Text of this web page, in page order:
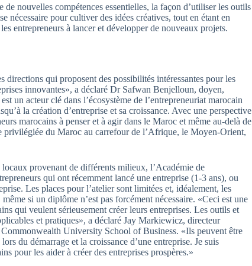
nouvelles compétences essentielles, la façon d’utiliser les outils
nécessaire pour cultiver des idées créatives, tout en étant en
entrepreneurs à lancer et développer de nouveaux projets.
directions qui proposent des possibilités intéressantes pour les
innovantes», a déclaré Dr Safwan Benjelloun, doyen,
un acteur clé dans l’écosystème de l’entrepreneuriat marocain
la création d’entreprise et sa croissance. Avec une perspective
marocains à penser et à agir dans le Maroc et même au-delà de
privilégiée du Maroc au carrefour de l’Afrique, le Moyen-Orient,
provenant de différents milieux, l’Académie de
qui ont récemment lancé une entreprise (1-3 ans), ou
Les places pour l’atelier sont limitées et, idéalement, les
si un diplôme n’est pas forcément nécessaire. «Ceci est une
qui veulent sérieusement créer leurs entreprises. Les outils et
et pratiques», a déclaré Jay Markiewicz, directeur
University School of Business. «Ils peuvent être
du démarrage et la croissance d’une entreprise. Je suis
pour les aider à créer des entreprises prospères.»